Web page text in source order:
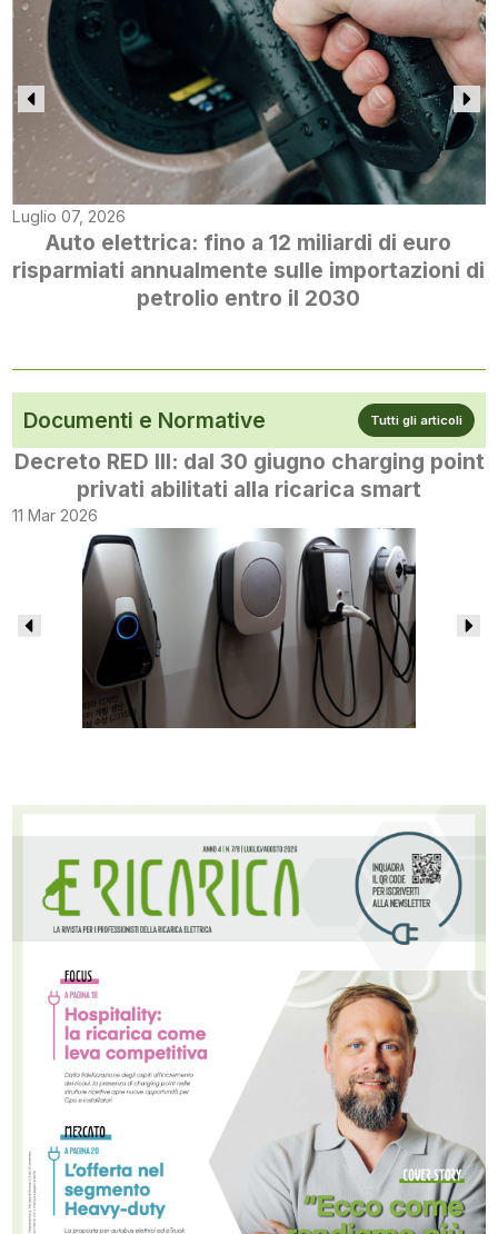
Luglio 07, 2026
Auto elettrica: fino a 12 miliardi di euro
risparmiati annualmente sulle importazioni di
petrolio entro il 2030
Documenti e Normative Tutti gli articoli
Decreto RED III: dal 30 giugno charging point
privati abilitati alla ricarica smart
11 Mar 2026